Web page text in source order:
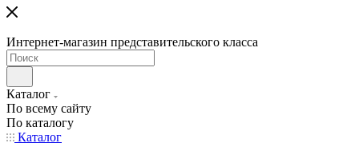
Интернет-магазин представительского класса
Каталог
По всему сайту
По каталогу
Каталог